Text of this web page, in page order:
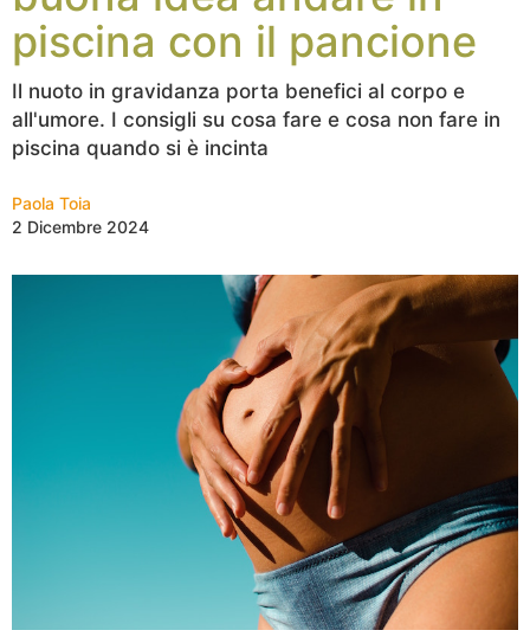
piscina con il pancione
Il nuoto in gravidanza porta benefici al corpo e
all'umore. I consigli su cosa fare e cosa non fare in
piscina quando si è incinta
Paola Toia
2 Dicembre 2024